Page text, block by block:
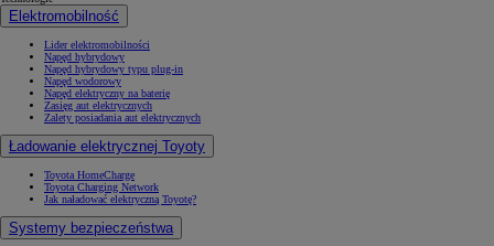
Elektromobilność
Lider elektromobilności
Napęd hybrydowy
Napęd hybrydowy typu plug-in
Napęd wodorowy
Napęd elektryczny na baterię
Zasięg aut elektrycznych
Zalety posiadania aut elektrycznych
Ładowanie elektrycznej Toyoty
Toyota HomeCharge
Toyota Charging Network
Jak naładować elektryczną Toyotę?
Systemy bezpieczeństwa